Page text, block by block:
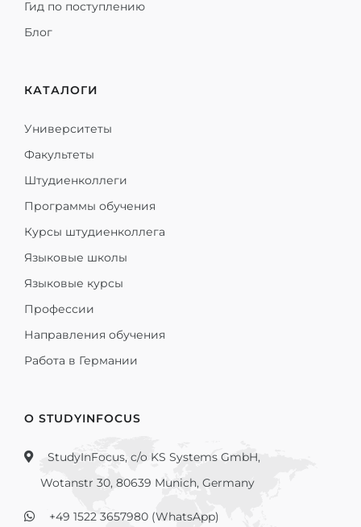
Гид по поступлению
Блог
КАТАЛОГИ
Университеты
Факультеты
Штудиенколлеги
Программы обучения
Курсы штудиенколлега
Языковые школы
Языковые курсы
Профессии
Направления обучения
Работа в Германии
О STUDYINFOCUS
StudyInFocus, c/o KS Systems GmbH,
Wotanstr 30, 80639 Munich, Germany
+49 1522 3657980 (WhatsApp)